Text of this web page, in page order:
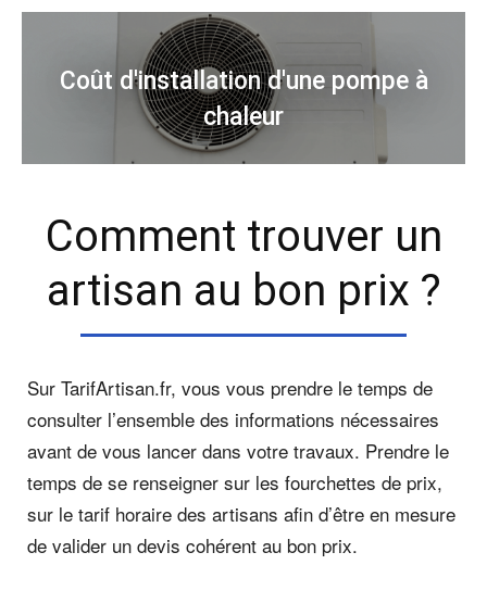
Coût d'installation d'une pompe à
chaleur
Comment trouver un
artisan au bon prix ?
Sur TarifArtisan.fr, vous vous prendre le temps de
consulter l’ensemble des informations nécessaires
avant de vous lancer dans votre travaux. Prendre le
temps de se renseigner sur les fourchettes de prix,
sur le tarif horaire des artisans afin d’être en mesure
de valider un devis cohérent au bon prix.